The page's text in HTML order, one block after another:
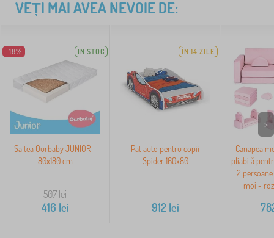
VEȚI MAI AVEA NEVOIE DE:
-18% IN STOC
Saltea Ourbaby JUNIOR -
80x180 cm
507lei
416 lei
ÎN 14 ZILE
Pat auto pentru copii
Spider 160x80
912lei
Canapea
pliabilă
2 persoane
moi - roz
>